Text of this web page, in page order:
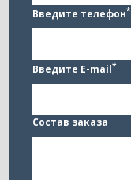
Введите телефон*
Введите E-mail*
Состав заказа